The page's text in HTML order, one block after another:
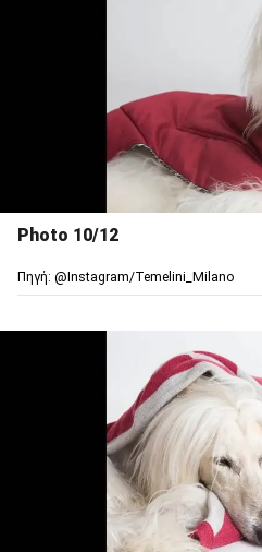
Photo 10/12
Πηγή: @Ιnstagram/Temelini_Milano